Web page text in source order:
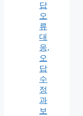
답
오
류
대
응,
오
답
수
정
과
보